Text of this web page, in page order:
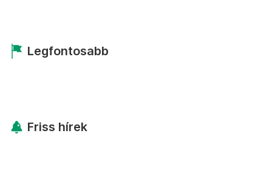
Legfontosabb
Friss hírek